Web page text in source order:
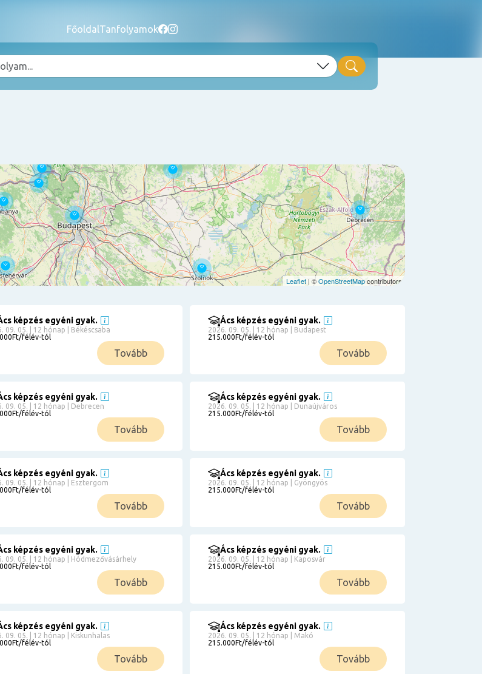
Főoldal Tanfolyamok
Leaflet | ©OpenStreetMapcontributors
képzés egyéni gyak.
09. 05. | 12 hónap | Békéscsaba
félév-tól
Tovább
Ács képzés egyéni gyak.
2026. 09. 05. | 12 hónap | Budapest
215.000Ft/félév-tól
Tovább
képzés egyéni gyak.
09. 05. | 12 hónap | Debrecen
félév-tól
Tovább
Ács képzés egyéni gyak.
2026. 09. 05. | 12 hónap | Dunaújváros
215.000Ft/félév-tól
Tovább
képzés egyéni gyak.
09. 05. | 12 hónap | Esztergom
félév-tól
Tovább
Ács képzés egyéni gyak.
2026. 09. 05. | 12 hónap | Gyöngyös
215.000Ft/félév-tól
Tovább
képzés egyéni gyak.
09. 05. | 12 hónap | Hódmezővásárhely
félév-tól
Tovább
Ács képzés egyéni gyak.
2026. 09. 05. | 12 hónap | Kaposvár
215.000Ft/félév-tól
Tovább
képzés egyéni gyak.
09. 05. | 12 hónap | Kiskunhalas
félév-tól
Tovább
Ács képzés egyéni gyak.
2026. 09. 05. | 12 hónap | Makó
215.000Ft/félév-tól
Tovább